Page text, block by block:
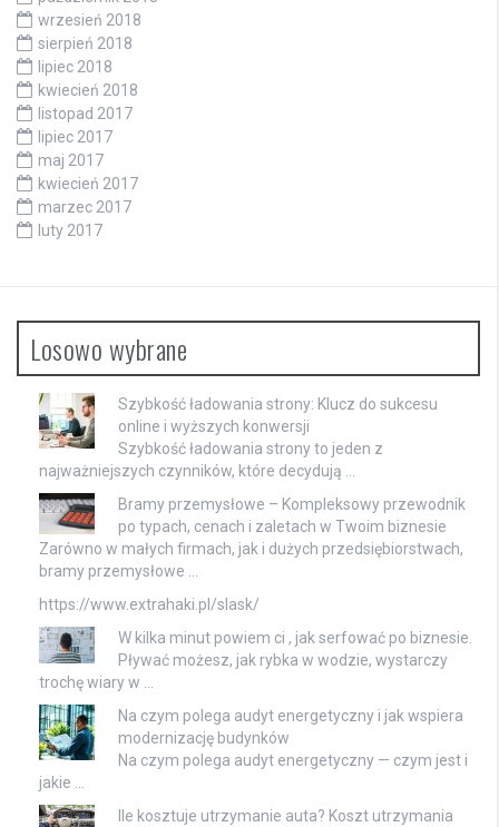
wrzesień 2018
sierpień 2018
lipiec 2018
kwiecień 2018
listopad 2017
lipiec 2017
maj 2017
kwiecień 2017
marzec 2017
luty 2017
Losowo wybrane
Szybkość ładowania strony: Klucz do sukcesu
online i wyższych konwersji
Szybkość ładowania strony to jeden z
najważniejszych czynników, które decydują …
Bramy przemysłowe – Kompleksowy przewodnik
po typach, cenach i zaletach w Twoim biznesie
Zarówno w małych firmach, jak i dużych przedsiębiorstwach,
bramy przemysłowe …
https://www.extrahaki.pl/slask/
W kilka minut powiem ci , jak serfować po biznesie.
Pływać możesz, jak rybka w wodzie, wystarczy
trochę wiary w …
Na czym polega audyt energetyczny i jak wspiera
modernizację budynków
Na czym polega audyt energetyczny — czym jest i
jakie …
Ile kosztuje utrzymanie auta? Koszt utrzymania